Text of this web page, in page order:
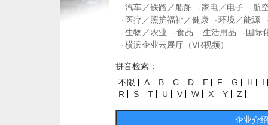
· 汽车／铁路／船舶 · 家电／电子 · 航
· 医疗／照护福祉／健康 · 环境／能源
·
· 生物／农业 · 食品 · 生活用品 · 国际
· 横滨企业云展厅（VR视频）
拼音检索：
不限
A B C D E F G H
I
R
S T U V W X Y Z
企业介绍